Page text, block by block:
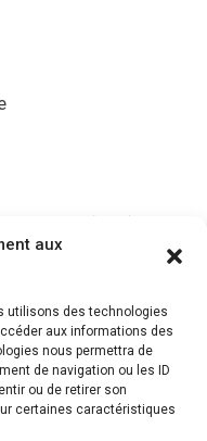
aux
utilisons des technologies
aux informations des
nous permettra de
de navigation ou les ID
ou de retirer son
certaines caractéristiques
lecture (Brut)
disque
4K 120Hz et
2.1)